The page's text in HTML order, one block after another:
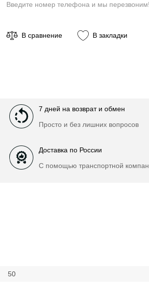
Введите номер телефона и мы перезвоним!
В сравнение В закладки
7 дней на возврат и обмен
Просто и без лишних вопросов
Доставка по России
С помощью транспортной
50